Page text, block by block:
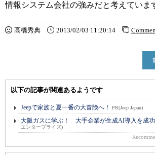
情報システム会社の強みだと考えてい
高橋秀典 2013/02/03 11:20:14
以下の記事が関連あるようです
Jeepで家族と夏一番の大冒険へ！ PR(Jeep Japan)
大阪ガスに学ぶ！ 大手企業が生成AI導入を成
エンタープライズ)